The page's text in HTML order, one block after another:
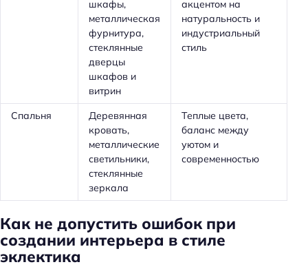
шкафы,
металлическая
фурнитура,
стеклянные
дверцы
шкафов и
витрин
акцентом на
натуральность и
индустриальный
стиль
Спальня
Деревянная
кровать,
металлические
светильники,
стеклянные
зеркала
Теплые цвета,
баланс между
уютом и
современностью
Как не допустить ошибок при
создании интерьера в стиле
эклектика